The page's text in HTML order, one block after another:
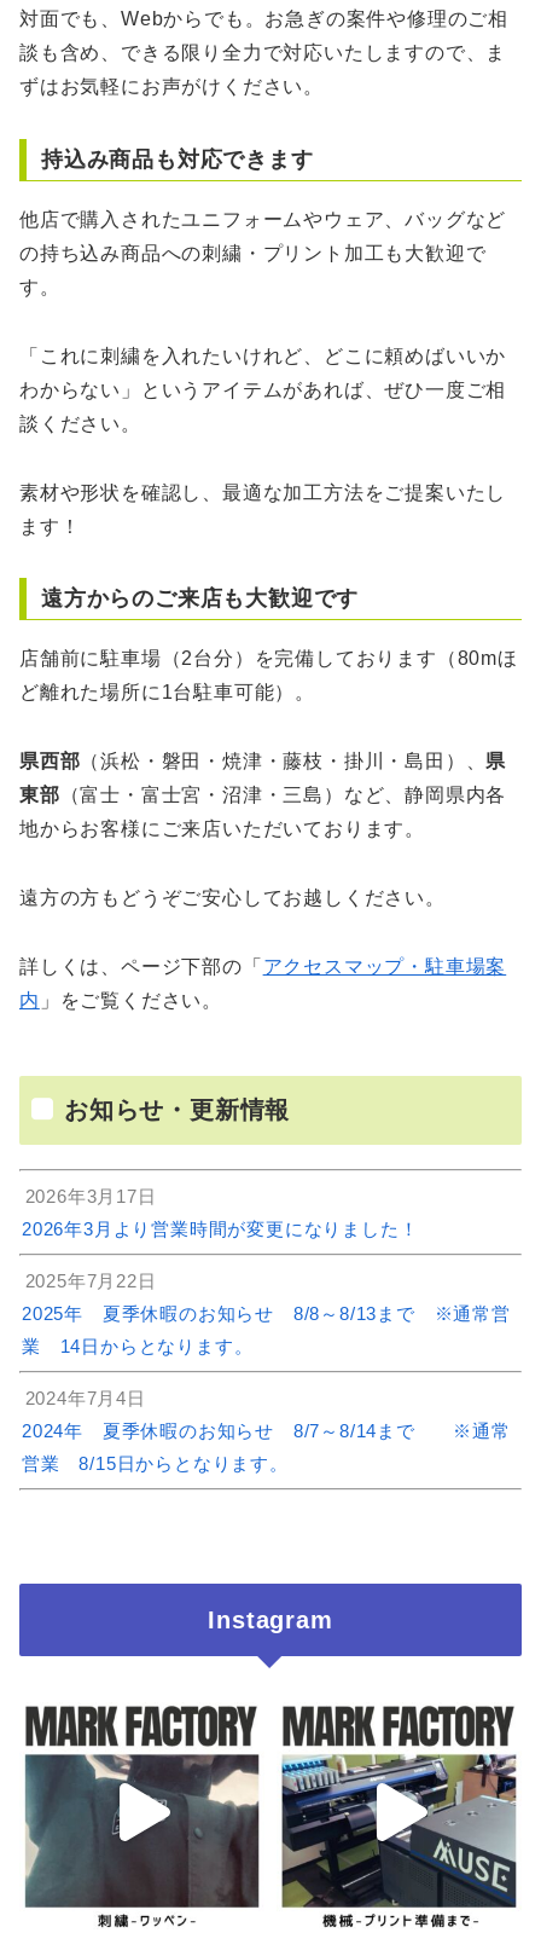
対面でも、Webからでも。お急ぎの案件や修理のご相
談も含め、できる限り全力で対応いたしますので、ま
ずはお気軽にお声がけください。
持込み商品も対応できます
他店で購入されたユニフォームやウェア、バッグなど
の持ち込み商品への刺繍・プリント加工も大歓迎で
す。
「これに刺繍を入れたいけれど、どこに頼めばいいか
わからない」というアイテムがあれば、ぜひ一度ご相
談ください。
素材や形状を確認し、最適な加工方法をご提案いたし
ます！
遠方からのご来店も大歓迎です
店舗前に駐車場（2台分）を完備しております（80mほ
ど離れた場所に1台駐車可能）。
県西部 （浜松・磐田・焼津・藤枝・掛川・島田）、 県
東部 （富士・富士宮・沼津・三島）など、静岡県内各
地からお客様にご来店いただいております。
遠方の方もどうぞご安心してお越しください。
詳しくは、ページ下部の「 アクセスマップ・駐車場案
内 」をご覧ください。
お知らせ・更新情報
2026年3月17日
2026年3月より営業時間が変更になりました！
2025年7月22日
2025年 夏季休暇のお知らせ 8/8～8/13まで ※通常営
業 14日からとなります。
2024年7月4日
2024年 夏季休暇のお知らせ 8/7～8/14まで ※通常
営業 8/15日からとなります。
Instagram